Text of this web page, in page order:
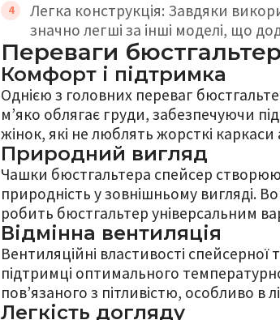
Легка конструкція: Завдяки
значно легші за інші моделі, що
Переваги
Комфорт і підтримка
Однією з головних переваг
м’яко облягає груди, забезпечуючи
жінок, які не люблять жорсткі
Природний вигляд
Чашки бюстгальтера спейсер
природність у зовнішньому вигляді.
робить бюстгальтер універсальним
Відмінна вентиляція
Вентиляційні властивості
підтримці оптимального
пов’язаного з пітливістю, особливо в
Легкість догляду